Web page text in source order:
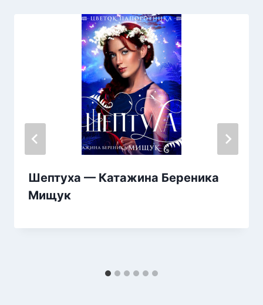
Шептуха — Катажина Береника
Мищук